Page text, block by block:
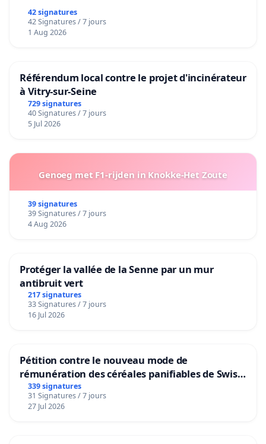
42 signatures
42 Signatures / 7 jours
1 Aug 2026
Référendum local contre le projet d'incinérateur
à Vitry-sur-Seine
729 signatures
40 Signatures / 7 jours
5 Jul 2026
Genoeg met F1-rijden in Knokke-Het Zoute
39 signatures
39 Signatures / 7 jours
4 Aug 2026
Protéger la vallée de la Senne par un mur
antibruit vert
217 signatures
33 Signatures / 7 jours
16 Jul 2026
Pétition contre le nouveau mode de
rémunération des céréales panifiables de Swiss
granum basé sur la teneur en protéines
339 signatures
31 Signatures / 7 jours
27 Jul 2026